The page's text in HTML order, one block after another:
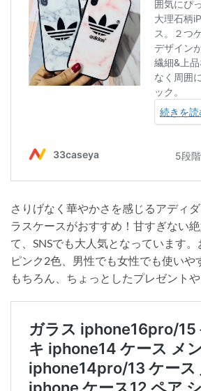
さりげなく華やかさを感じるアディ
ラスケースがおすすめ！甘すぎない
て、SNSでも大人気となっています
ピンク2色、男性でも女性でも使いや
もちろん、ちょっとしたプレゼント